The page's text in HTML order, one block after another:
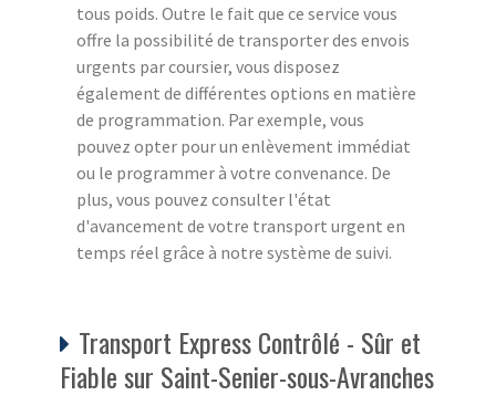
tous poids. Outre le fait que ce service vous
offre la possibilité de transporter des envois
urgents par coursier, vous disposez
également de différentes options en matière
de programmation. Par exemple, vous
pouvez opter pour un enlèvement immédiat
ou le programmer à votre convenance. De
plus, vous pouvez consulter l'état
d'avancement de votre transport urgent en
temps réel grâce à notre système de suivi.
Transport Express Contrôlé - Sûr et
Fiable sur Saint-Senier-sous-Avranches